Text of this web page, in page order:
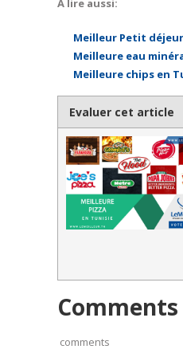
A lire aussi:
Meilleur Petit
Meilleure eau
Meilleure chips en
Evaluer cet article
Comments
comments